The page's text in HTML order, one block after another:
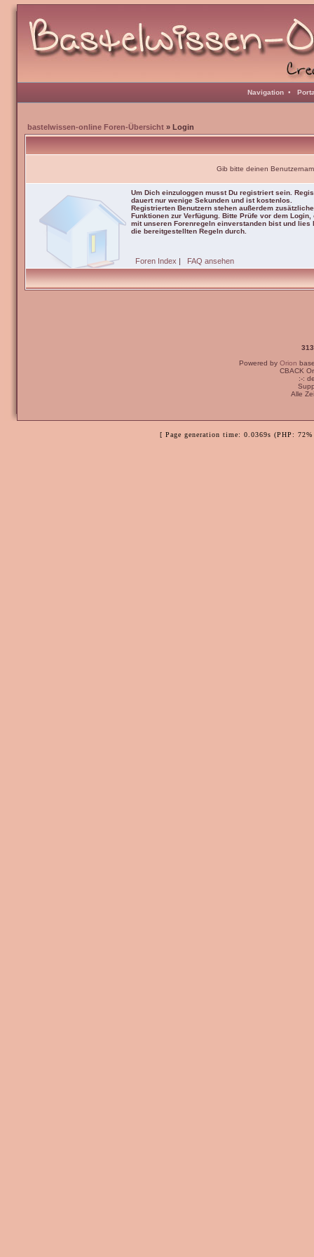
Navigation •
bastelwissen-online Foren-Übersicht » Login
Gib bitte deinen
Um Dich einzuloggen musst Du registriert sein.
dauert nur wenige Sekunden und ist kostenlos.
Registrierten Benutzern stehen außerdem zusätzliche
Funktionen zur Verfügung. Bitte Prüfe vor dem Login,
mit unseren Forenregeln einverstanden bist und lies
die bereitgestellten Regeln durch.
Foren Index | FAQ ansehen
Powered by Orion
CBACK
:-:
Alle
[ Page generation time: 0.0369s (PHP: